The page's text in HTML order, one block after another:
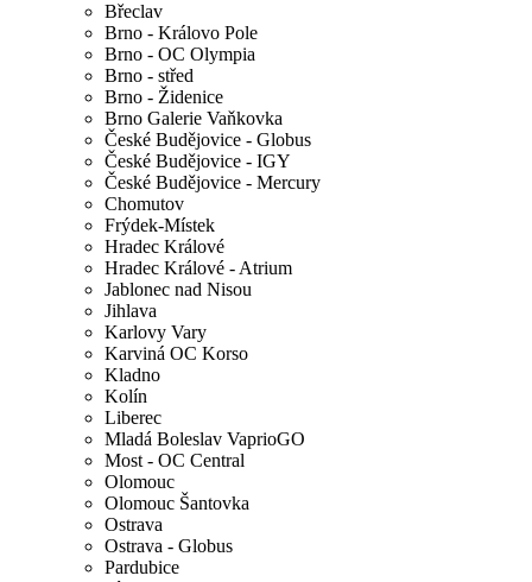
Břeclav
Brno - Královo Pole
Brno - OC Olympia
Brno - střed
Brno - Židenice
Brno Galerie Vaňkovka
České Budějovice - Globus
České Budějovice - IGY
České Budějovice - Mercury
Chomutov
Frýdek-Místek
Hradec Králové
Hradec Králové - Atrium
Jablonec nad Nisou
Jihlava
Karlovy Vary
Karviná OC Korso
Kladno
Kolín
Liberec
Mladá Boleslav VaprioGO
Most - OC Central
Olomouc
Olomouc Šantovka
Ostrava
Ostrava - Globus
Pardubice